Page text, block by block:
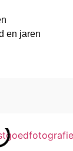
en jaren